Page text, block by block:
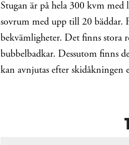
Stugan är på hela 300 kvm
sovrum med upp till 20 bäddar.
bekvämligheter. Det finns stora
bubbelbadkar. Dessutom finns
kan avnjutas efter skidåkningen